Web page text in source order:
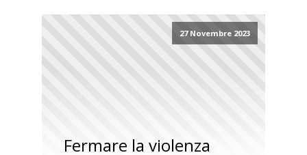
27 Novembre 2023
Fermare la violenza